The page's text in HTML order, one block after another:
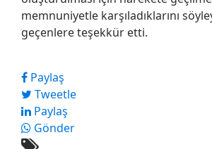
memnuniyetle karşıladıklarını
geçenlere teşekkür etti.
Paylaş
Tweetle
Paylaş
Gönder